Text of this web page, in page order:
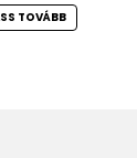
TOVÁBB